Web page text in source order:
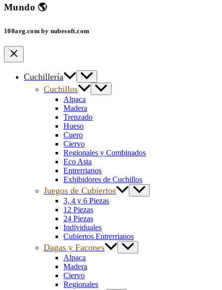
Mundo 🌎
100arg.com by nubesoft.com
Cuchillería
Cuchillos
Alpaca
Madera
Trenzado
Hueso
Cuero
Ciervo
Regionales y Combinados
Eco Asta
Entrerrianos
Exhibidores de Cuchillos
Juegos de Cubiertos
3, 4 y 6 Piezas
12 Piezas
24 Piezas
Individuales
Cubiertos Entrerrianos
Dagas y Facones
Alpaca
Madera
Ciervo
Regionales